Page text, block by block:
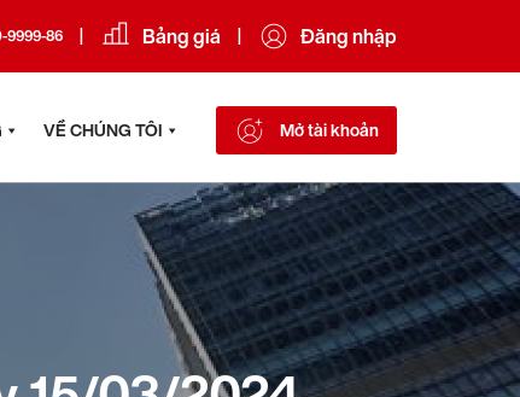
9999-86 | Bảng giá | Đăng nhập
VỀ CHÚNG TÔI Mở tài khoản